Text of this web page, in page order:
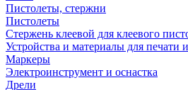
Пистолеты, стержни
Пистолеты
Стержень клеевой для клеевого
Устройства и материалы для печати
Маркеры
Электроинструмент и оснастка
Дрели